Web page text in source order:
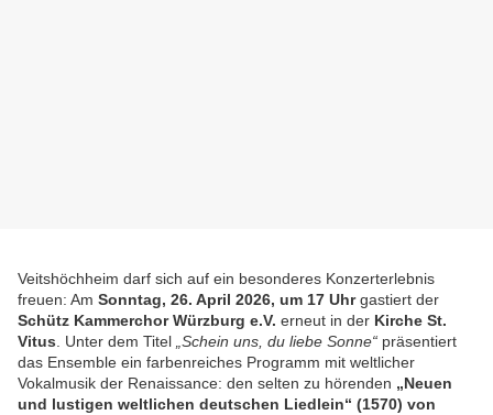
Veitshöchheim darf sich auf ein besonderes Konzerterlebnis
freuen: Am Sonntag, 26. April 2026, um 17 Uhrgastiert der
Schütz Kammerchor Würzburg e.V. erneut in der Kirche St.
Vitus . Unter dem Titel „Schein uns, du liebe Sonne“ präsentiert
das Ensemble ein farbenreiches Programm mit weltlicher
Vokalmusik der Renaissance: den selten zu hörenden „Neuen
und lustigen weltlichen deutschen Liedlein“ (1570) von